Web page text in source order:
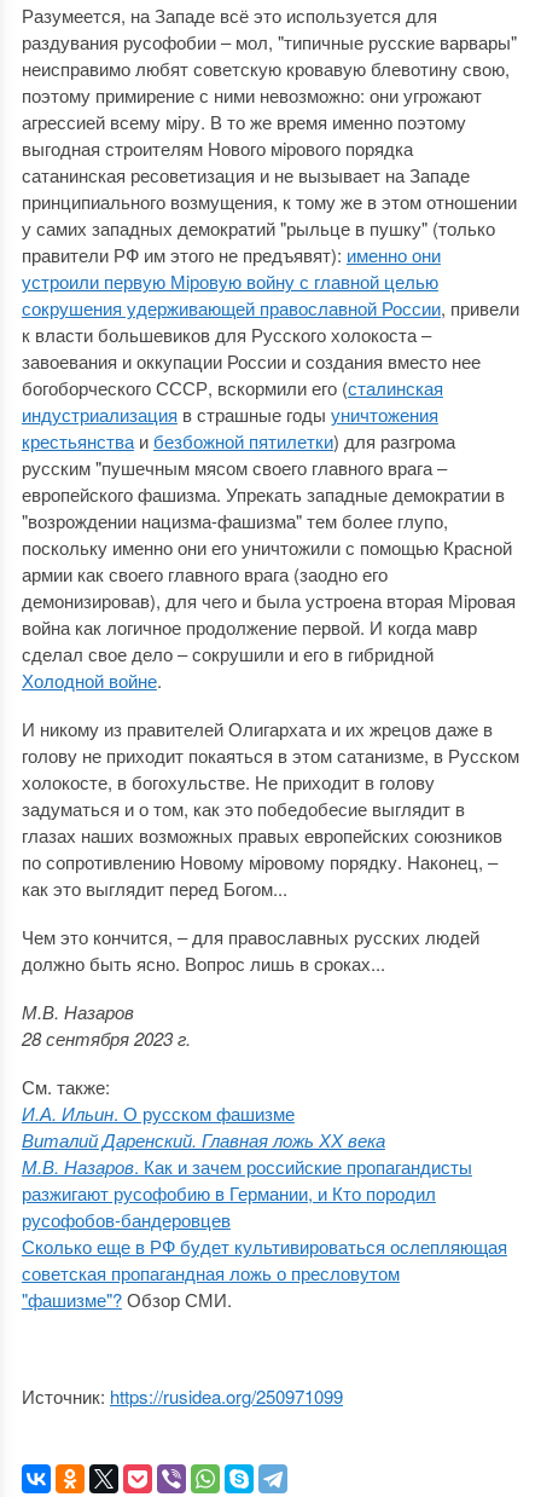
Разумеется, на Западе всё это используется для
раздувания русофобии ‒ мол, "типичные русские варвары"
неисправимо любят советскую кровавую блевотину свою,
поэтому примирение с ними невозможно: они угрожают
агрессией всему мiру. В то же время именно поэтому
выгодная строителям Нового мiрового порядка
сатанинская ресоветизация и не вызывает на Западе
принципиального возмущения, к тому же в этом отношении
у самих западных демократий "рыльце в пушку" (только
правители РФ им этого не предъявят): именно они
устроили первую Мiровую войну с главной целью
сокрушения удерживающей православной России, привели
к власти большевиков для Русского холокоста ‒
завоевания и оккупации России и создания вместо нее
богоборческого СССР, вскормили его (сталинская
индустриализация в страшные годы уничтожения
крестьянстваибезбожной пятилетки) для разгрома
русским "пушечным мясом своего главного врага ‒
европейского фашизма. Упрекать западные демократии в
"возрождении нацизма-фашизма" тем более глупо,
поскольку именно они его уничтожили с помощью Красной
армии как своего главного врага (заодно его
демонизировав), для чего и была устроена вторая Мiровая
война как логичное продолжение первой. И когда мавр
сделал свое дело ‒ сокрушили и его в гибридной
Холодной войне.
И никому из правителей Олигархата и их жрецов даже в
голову не приходит покаяться в этом сатанизме, в Русском
холокосте, в богохульстве. Не приходит в голову
задуматься и о том, как это победобесие выглядит в
глазах наших возможных правых европейских союзников
по сопротивлению Новому мiровому порядку. Наконец, ‒
как это выглядит перед Богом...
Чем это кончится, ‒ для православных русских людей
должно быть ясно. Вопрос лишь в сроках...
М.В. Назаров
28 сентября 2023 г.
См. также:
И.А. Ильин. О русском фашизме
Виталий Даренский. Главная ложь ХХ века
М.В. Назаров. Как и зачем российские пропагандисты
разжигают русофобию в Германии, и Кто породил
русофобов-бандеровцев
Сколько еще в РФ будет культивироваться ослепляющая
советская пропагандная ложь о пресловутом
"фашизме"?Обзор СМИ.
Источник: https://rusidea.org/250971099